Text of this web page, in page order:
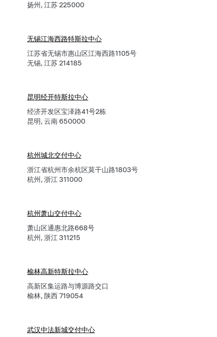
扬州, 江苏 225000
无锡江海西路特斯拉中心
江苏省无锡市惠山区江海西路1105号
无锡, 江苏 214185
昆明经开特斯拉中心
经济开发区宝泽路41号2栋
昆明, 云南 650000
杭州城北交付中心
浙江省杭州市余杭区莫干山路1803号
杭州, 浙江 311000
杭州萧山交付中心
萧山区通惠北路668号
杭州, 浙江 311215
榆林高新特斯拉中心
高新区集运路与博源路交口
榆林, 陕西 719054
武汉中法新城交付中心